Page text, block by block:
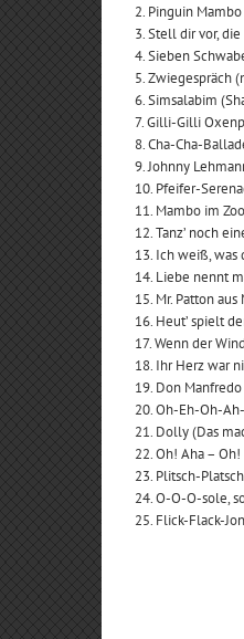
2. Pinguin Mambo
3. Stell dir vor,
4. Sieben
5. Zwiegespräch
6. Simsalabim
7. Gilli-Gilli
8. Cha-Cha-
9. Johnny
10. Pfeifer-
11. Mambo im
12. Tanz’ noch
13. Ich weiß, was
14. Liebe nennt
15. Mr. Patton
16. Heut’ spielt
17. Wenn der
18. Ihr Herz war
19. Don
20. Oh-Eh-Oh-
21. Dolly (Das
22. Oh! Aha –
23. Plitsch-
24. O-O-O-sole,
25. Flick-Flack-